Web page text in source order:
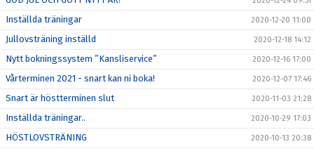
Inställda träningar 2020-12-20 11:00
Jullovsträning inställd 2020-12-18 14:12
Nytt bokningssystem ”Kansliservice” 2020-12-16 17:00
Vårterminen 2021 - snart kan ni boka! 2020-12-07 17:46
Snart är höstterminen slut 2020-11-03 21:28
Inställda träningar.. 2020-10-29 17:03
HÖSTLOVSTRÄNING 2020-10-13 20:38